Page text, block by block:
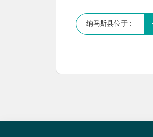
纳马斯县位于：